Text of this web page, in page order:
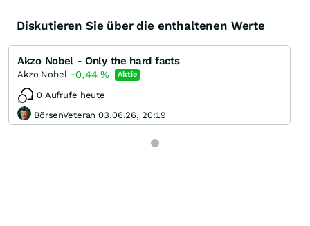
Diskutieren Sie über die enthaltenen Werte
Akzo Nobel - Only the hard facts
Akzo Nobel +0,44 % Aktie
0 Aufrufe heute
BörsenVeteran 03.06.26, 20:19